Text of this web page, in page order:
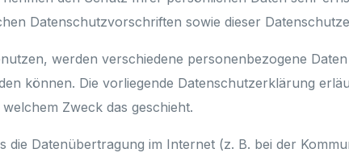
Datenschutzvorschriften sowie dieser
werden verschiedene personenbezogene
können. Die vorliegende Datenschutzerklärung
Zweck das geschieht.
die Datenübertragung im Internet (z. B. bei der